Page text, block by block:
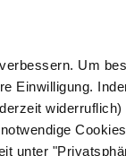
Um
Einwilligung.
widerruflich)
unter
Gesund